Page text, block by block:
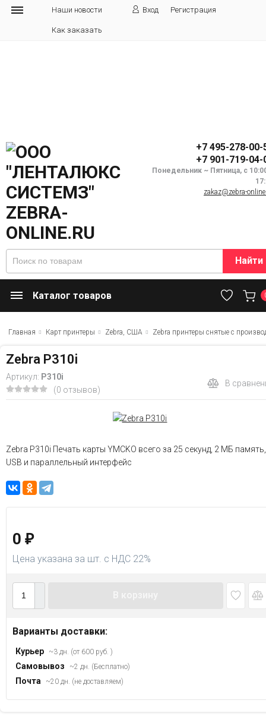
Наши новости Вход Регистрация
Как заказать
+7 495-278-00-
+7 901-719-04-
Понедельник ~ Пятница, с
zakaz@zebra-
Найти
Каталог товаров
Главная Карт принтеры Zebra, США Zebra принтеры снятые с
Zebra P310i
Артикул: P310i
(0 отзывов)
В
Zebra P310i Печать карты YMCKO всего за 25 секунд, 2 МБ память,
USB и параллельный интерфейс
0 ₽
Цена указана за шт. с НДС 22%
Варианты доставки:
Курьер ~3 дн. (от 600 руб. )
Самовывоз ~2 дн. (Бесплатно)
Почта ~20 дн. (не доставляем)